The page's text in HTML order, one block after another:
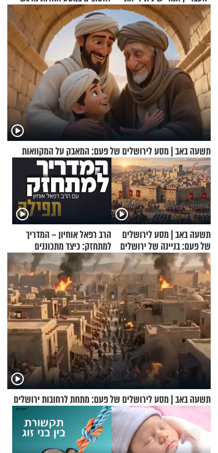
החיים מהקצה אל הקצה'"
תשעה באב | מסע לירושלים של פעם: המאבק על המקוואות
תשעה באב | מסע לירושלים
של פעם: בניינה של ירושלים
הרב רפאל אוחיון – המדריך
למתחזק: כיצד מתכוננים
לתפילה?
תשעה באב | מסע לירושלים של פעם: מתחת לרחובות ירושלים